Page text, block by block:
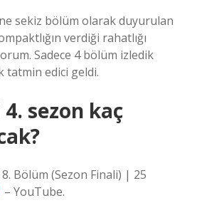
sekiz bölüm olarak duyurulan
verdiği rahatlığı
Sadece 4 bölüm izledik
tatmin edici geldi.
sezon kaç
Bölüm (Sezon Finali) | 25
– YouTube.